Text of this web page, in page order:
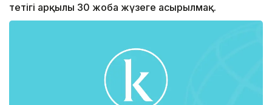
тетігі арқылы 30 жоба жүзеге асырылмақ.